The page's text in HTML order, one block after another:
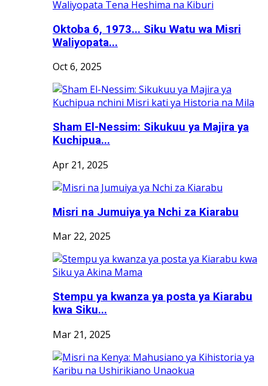
Oktoba 6, 1973... Siku Watu wa Misri
Waliyopata...
Oct 6, 2025
Sham El-Nessim: Sikukuu ya Majira ya
Kuchipua...
Apr 21, 2025
Misri na Jumuiya ya Nchi za Kiarabu
Mar 22, 2025
Stempu ya kwanza ya posta ya Kiarabu
kwa Siku...
Mar 21, 2025